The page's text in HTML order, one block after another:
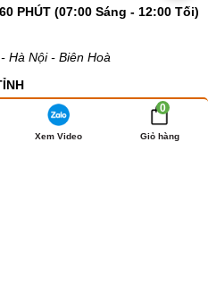
PHÚT (07:00 Sáng - 12:00 Tối)
Hà Nội - Biên Hoà
ĐÁO - BẢO MẬT - KÊ KHAI NỘI
Xem Video
0
Giỏ hàng